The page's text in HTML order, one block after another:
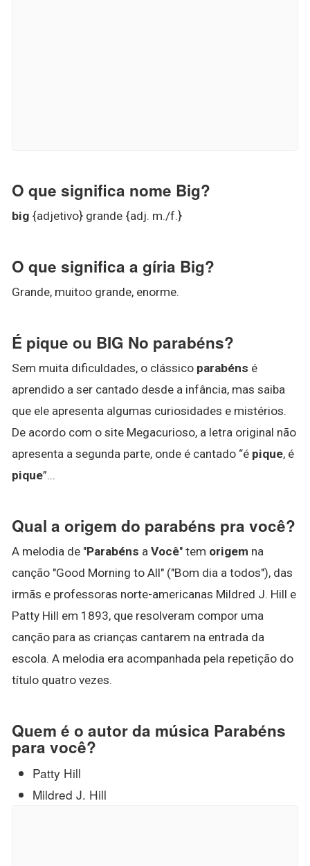
O que significa nome Big?
big {adjetivo} grande {adj. m./f.}
O que significa a gíria Big?
Grande, muitoo grande, enorme.
É pique ou BIG No parabéns?
Sem muita dificuldades, o clássico parabéns é
aprendido a ser cantado desde a infância, mas saiba
que ele apresenta algumas curiosidades e mistérios.
De acordo com o site Megacurioso, a letra original não
apresenta a segunda parte, onde é cantado “é pique, é
pique”...
Qual a origem do parabéns pra você?
A melodia de "Parabéns a Você" tem origem na
canção "Good Morning to All" ("Bom dia a todos"), das
irmãs e professoras norte-americanas Mildred J. Hill e
Patty Hill em 1893, que resolveram compor uma
canção para as crianças cantarem na entrada da
escola. A melodia era acompanhada pela repetição do
título quatro vezes.
Quem é o autor da música Parabéns
para você?
Patty Hill
Mildred J. Hill